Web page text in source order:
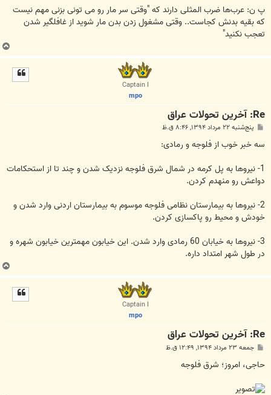
پ ن: عرب‌ها ضرب المثلی دارند که "وقتی سر مار رو می تونی بزنی مهم نیست
که بقیه بدنش کجاست.. وقتی مشغول زدن بدن مار شوید از غافلگیر شدن
تعجب نکنید"
ب
ا
Captain I
mpo
Re: آخرین تحولات عراق
پ
ت
پنج‌شنبه ۲۲ مرداد ۱۳۹۴, ۸:۴۶ ق.ظ
ﺳﻪ ﺧﺒﺮ ﺧﻮﺏ ﺍﺯ ﻓﻠﻮﺟﻪ ﻭ ﺭﻣﺎﺩﯼ:
1- ﻧﯿﺮﻭﻫﺎ ﺑﻪ ﭘﻞ ﮐﺮﻣﻪ ﺩﺭ ﺷﻤﺎﻝ ﺷﺮﻕ ﻓﻠﻮﺟﻪ ﻧﺰﺩﯾﮏ ﺷﺪﻥ ﻭ ﭼﻨﺪ ﺗﺎ ﺍﺯ ﺍﺳﺘﺤﮑﺎﻣﺎﺕ
ﺩﻭﺍﻋﺶ ﺭﻭ ﻣﻨﻬﺪﻡ ﮐﺮﺩﻥ.
2- ﻧﯿﺮﻭﻫﺎ ﺑﻪ ﺑﯿﻤﺎﺭﺳﺘﺎﻥ ﻧﻈﺎﻣﯽ ﻓﻠﻮﺟﻪ ﻣﻮﺳﻮﻡ ﺑﻪ ﺑﯿﻤﺎﺭﺳﺘﺎﻥ ﺍﺭﺩﻧﯽ ﻭﺍﺭﺩ ﺷﺪﻥ ﻭ
ﺧﻮﺩﺵ ﻭ ﻣﺤﯿﻂ ﺭﻭ ﭘﺎﮐﺴﺎﺯﯼ ﮐﺮﺩﻥ.
3- ﻧﯿﺮﻭﻫﺎ ﺑﻪ ﺧﯿﺎﺑﺎﻥ 60 ﺭﻣﺎﺩﯼ ﻭﺍﺭﺩ ﺷﺪﻥ. ﺍﯾﻦ ﺧﯿﺎﺑﻮﻥ ﻣﻬﻤﺘﺮﯾﻦ ﺧﯿﺎﺑﻮﻥ ﺷﻬﺮﻩ ﻭ
ﺩﺭ ﻃﻮﻝ ﺷﻬﺮ ﺍﻣﺘﺪﺍﺩ ﺩﺍﺭﻩ.
ب
ا
Captain I
mpo
Re: آخرین تحولات عراق
پ
ت
جمعه ۲۳ مرداد ۱۳۹۴, ۱۲:۴۹ ق.ظ
ﺣﺎﺟﯽ، ﺍﻣﺮﻭﺯ؛ ﺷﺮﻕ ﻓﻠﻮﺟﻪ